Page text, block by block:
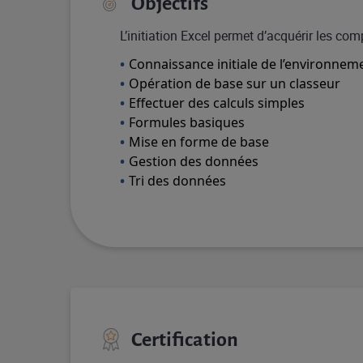
L’initiation Excel permet d’acquérir les
Connaissance initiale de
Opération de base sur un classeur
Effectuer des calculs simples
Formules basiques
Mise en forme de base
Gestion des données
Tri des données
Certification